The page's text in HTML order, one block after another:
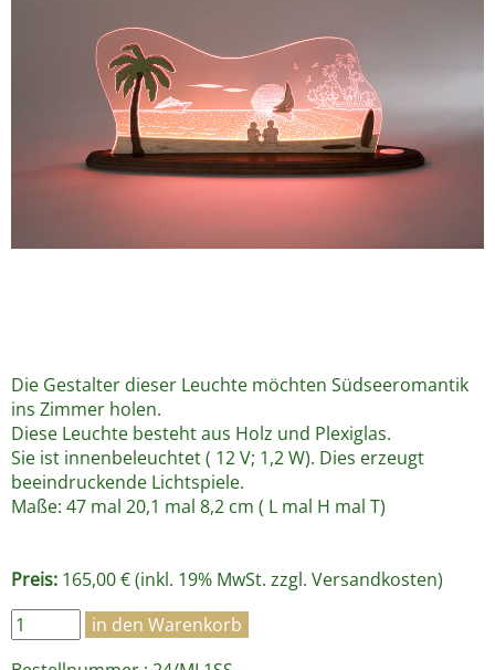
Die Gestalter dieser Leuchte möchten Südseeromantik
ins Zimmer holen.
Diese Leuchte besteht aus Holz und Plexiglas.
Sie ist innenbeleuchtet ( 12 V; 1,2 W). Dies erzeugt
beeindruckende Lichtspiele.
Maße: 47 mal 20,1 mal 8,2 cm ( L mal H mal T)
Preis: 165,00 € (inkl. 19% MwSt. zzgl. Versandkosten)